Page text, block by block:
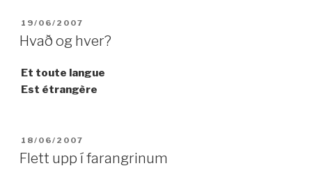
í
Keflavík“
BIRT:
19/06/2007
Hvað og hver?
Et toute langue
Est étrangère
BIRT:
18/06/2007
Flett upp í farangrinum